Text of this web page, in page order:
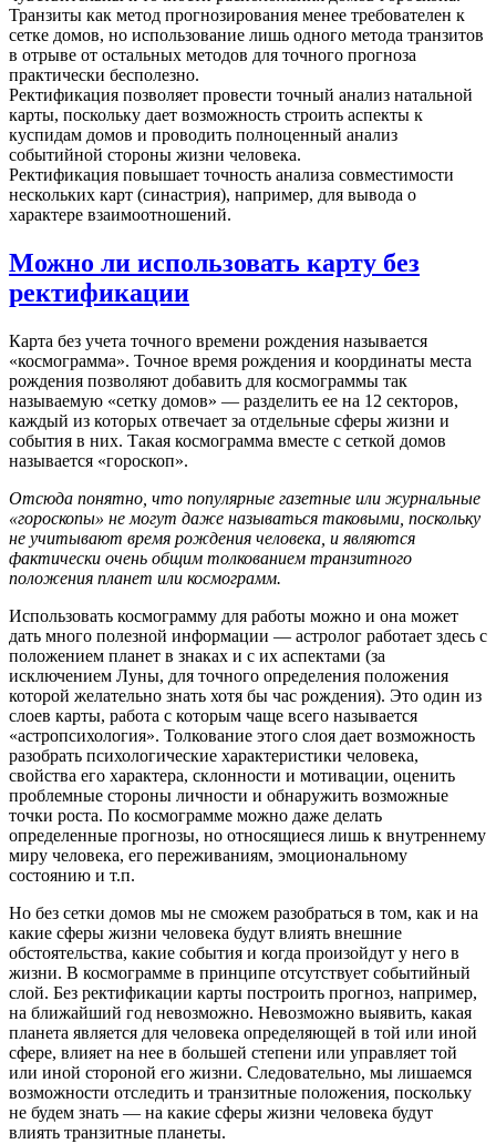
Транзиты как метод прогнозирования менее требователен к
сетке домов, но использование лишь одного метода транзитов
в отрыве от остальных методов для точного прогноза
практически бесполезно.
Ректификация позволяет провести точный анализ натальной
карты, поскольку дает возможность строить аспекты к
куспидам домов и проводить полноценный анализ
событийной стороны жизни человека.
Ректификация повышает точность анализа совместимости
нескольких карт (синастрия), например, для вывода о
характере взаимоотношений.
Можно ли использовать карту без
ректификации
Карта без учета точного времени рождения называется
«космограмма». Точное время рождения и координаты места
рождения позволяют добавить для космограммы так
называемую «сетку домов» — разделить ее на 12 секторов,
каждый из которых отвечает за отдельные сферы жизни и
события в них. Такая космограмма вместе с сеткой домов
называется «гороскоп».
Отсюда понятно, что популярные газетные или журнальные
«гороскопы» не могут даже называться таковыми, поскольку
не учитывают время рождения человека, и являются
фактически очень общим толкованием транзитного
положения планет или космограмм.
Использовать космограмму для работы можно и она может
дать много полезной информации — астролог работает здесь с
положением планет в знаках и с их аспектами (за
исключением Луны, для точного определения положения
которой желательно знать хотя бы час рождения). Это один из
слоев карты, работа с которым чаще всего называется
«астропсихология». Толкование этого слоя дает возможность
разобрать психологические характеристики человека,
свойства его характера, склонности и мотивации, оценить
проблемные стороны личности и обнаружить возможные
точки роста. По космограмме можно даже делать
определенные прогнозы, но относящиеся лишь к внутреннему
миру человека, его переживаниям, эмоциональному
состоянию и т.п.
Но без сетки домов мы не сможем разобраться в том, как и на
какие сферы жизни человека будут влиять внешние
обстоятельства, какие события и когда произойдут у него в
жизни. В космограмме в принципе отсутствует событийный
слой. Без ректификации карты построить прогноз, например,
на ближайший год невозможно. Невозможно выявить, какая
планета является для человека определяющей в той или иной
сфере, влияет на нее в большей степени или управляет той
или иной стороной его жизни. Следовательно, мы лишаемся
возможности отследить и транзитные положения, поскольку
не будем знать — на какие сферы жизни человека будут
влиять транзитные планеты.